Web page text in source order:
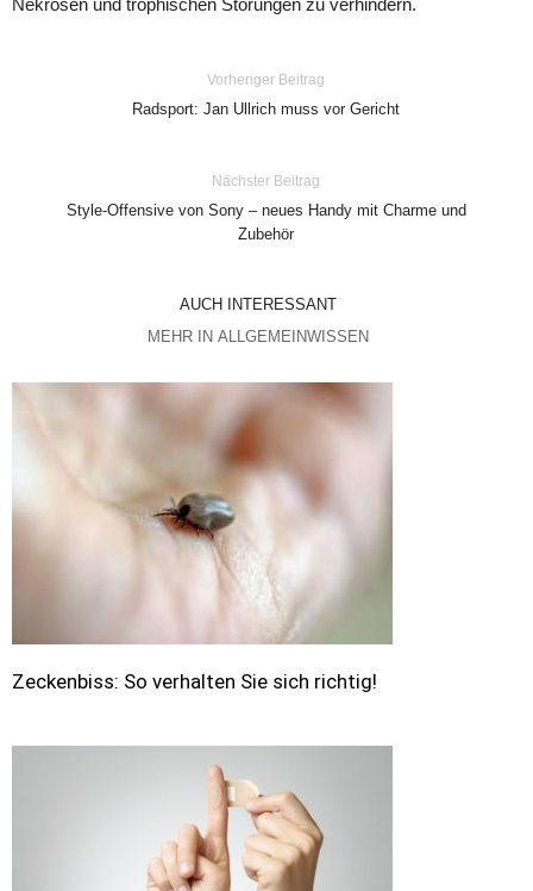
Nekrosen und trophischen Störungen zu verhindern.
Vorheriger Beitrag
Radsport: Jan Ullrich muss vor Gericht
Nächster Beitrag
Style-Offensive von Sony – neues Handy mit Charme und
Zubehör
AUCH INTERESSANT
MEHR IN ALLGEMEINWISSEN
Zeckenbiss: So verhalten Sie sich richtig!